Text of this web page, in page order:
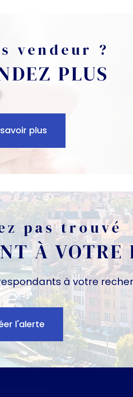
vendeur ?
PLUS
plus
pas trouvé
À VOTRE
à votre
l'alerte